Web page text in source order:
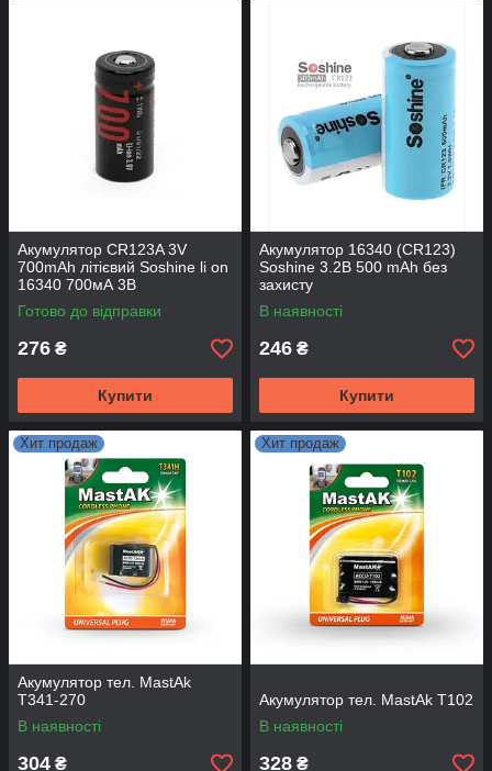
Акумулятор CR123A 3V
700mAh літієвий Soshine li on
16340 700мА 3В
Готово до відправки
276 ₴
Купити
Акумулятор 16340 (CR123)
Soshine 3.2В 500 mAh без
захисту
В наявності
246 ₴
Купити
Хит продаж
Акумулятор тел. MastAk
T341-270
В наявності
304 ₴
Хит продаж
Акумулятор тел. MastAk T102
В наявності
328 ₴